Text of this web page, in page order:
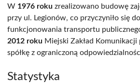
W 1976 roku zrealizowano budowę
przy ul. Legionów, co przyczyniło się
funkcjonowania transportu
2012 roku Miejski Zakład Komunikacji
spółkę z ograniczoną
Statystyka